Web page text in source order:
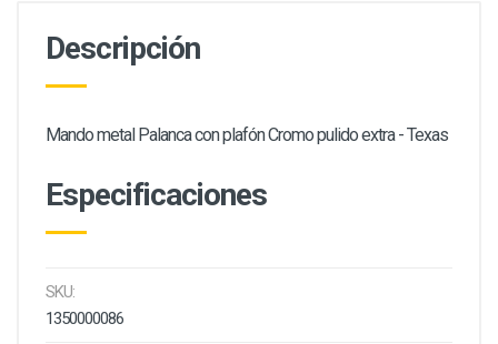
Descripción
Mando metal Palanca con plafón Cromo pulido extra - Texas
Especificaciones
SKU:
1350000086